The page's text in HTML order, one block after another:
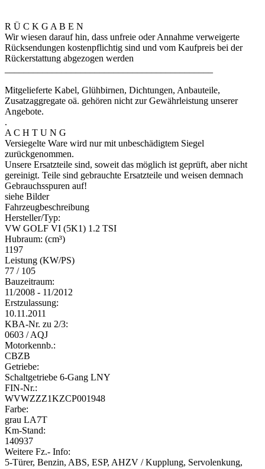
R Ü C K G A B E N
Wir wiesen darauf hin, dass unfreie oder Annahme verweigerte
Rücksendungen kostenpflichtig sind und vom Kaufpreis bei der
Rückerstattung abgezogen werden
Mitgelieferte Kabel, Glühbirnen, Dichtungen, Anbauteile,
Zusatzaggregate oä. gehören nicht zur Gewährleistung unserer
Angebote.
.
A C H T U N G
Versiegelte Ware wird nur mit unbeschädigtem Siegel
zurückgenommen.
Unsere Ersatzteile sind, soweit das möglich ist geprüft, aber nicht
gereinigt. Teile sind gebrauchte Ersatzteile und weisen demnach
Gebrauchsspuren auf!
siehe Bilder
Fahrzeugbeschreibung
Hersteller/Typ:
VW GOLF VI (5K1) 1.2 TSI
Hubraum: (cm³)
1197
Leistung (KW/PS)
77 / 105
Bauzeitraum:
11/2008 - 11/2012
Erstzulassung:
10.11.2011
KBA-Nr. zu 2/3:
0603 / AQJ
Motorkennb.:
CBZB
Getriebe:
Schaltgetriebe 6-Gang LNY
FIN-Nr.:
WVWZZZ1KZCP001948
Farbe:
grau LA7T
Km-Stand:
140937
Weitere Fz.- Info:
5-Türer, Benzin, ABS, ESP, AHZV / Kupplung, Servolenkung,